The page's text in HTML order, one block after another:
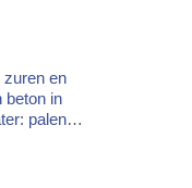
zuren en
beton in
palen,